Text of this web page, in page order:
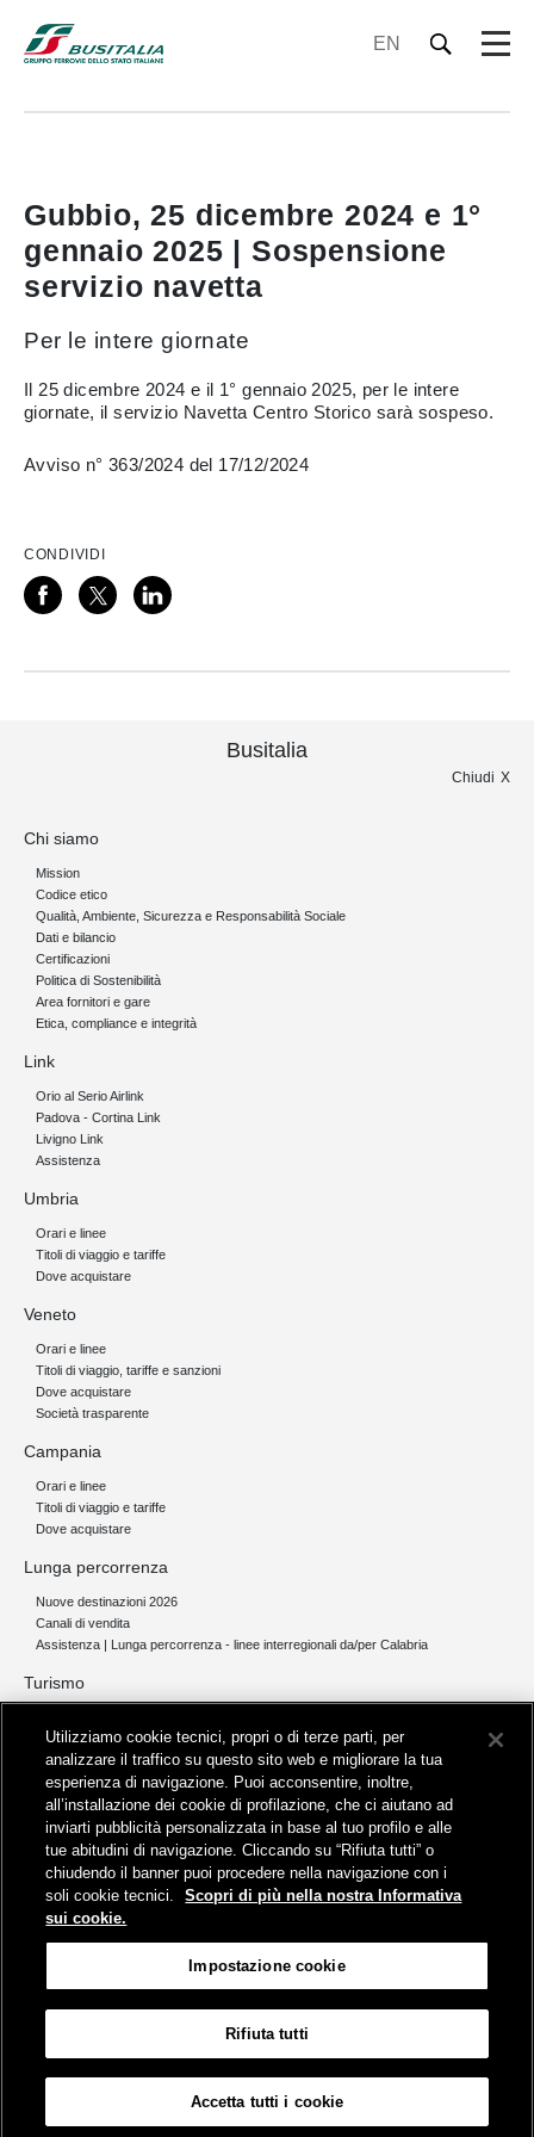
EN
Gubbio, 25 dicembre 2024 e 1°
gennaio 2025 | Sospensione
servizio navetta
Per le intere giornate
Il 25 dicembre 2024 e il 1° gennaio 2025, per le intere
giornate, il servizio Navetta Centro Storico sarà sospeso.
Avviso n° 363/2024 del 17/12/2024
CONDIVIDI
Busitalia
Chiudi
Chi siamo
Mission
Codice etico
Qualità, Ambiente, Sicurezza e Responsabilità Sociale
Dati e bilancio
Certificazioni
Politica di Sostenibilità
Area fornitori e gare
Etica, compliance e integrità
Link
Orio al Serio Airlink
Padova - Cortina Link
Livigno Link
Assistenza
Umbria
Orari e linee
Titoli di viaggio e tariffe
Dove acquistare
Veneto
Orari e linee
Titoli di viaggio, tariffe e sanzioni
Dove acquistare
Società trasparente
Campania
Orari e linee
Titoli di viaggio e tariffe
Dove acquistare
Lunga percorrenza
Nuove destinazioni 2026
Canali di vendita
Assistenza | Lunga percorrenza - linee interregionali da/per Calabria
Turismo
Servizi per aeroporti
Servizi di noleggio con conducente
Servizio di navigazione sul Lago Trasimeno
News e comunicati stampa
Comunicati stampa
Busitalia – Sita Nord
, Gruppo FS Italiane, è attiva nei servizi di
trasporto locale in Italia ed all'estero, che gestisce direttamente o
attraverso società controllate.
Viale Fratelli Rosselli, 80 - 50123 Firenze
© Gruppo FS Italiane 2019
Utilizziamo cookie tecnici, propri o di terze parti, per
analizzare il traffico su questo sito web e migliorare la tua
esperienza di navigazione. Puoi acconsentire, inoltre,
all’installazione dei cookie di profilazione, che ci aiutano ad
inviarti pubblicità personalizzata in base al tuo profilo e alle
tue abitudini di navigazione. Cliccando su “Rifiuta tutti” o
chiudendo il banner puoi procedere nella navigazione con i
soli cookie tecnici.
Scopri di più nella nostra Informativa
sui cookie.
Impostazione cookie
Rifiuta tutti
Accetta tutti i cookie